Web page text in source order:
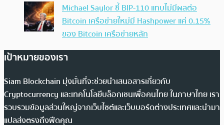
Michael Saylor ชี้ BIP-110 แทบไม่มีผลต่อ
Bitcoin เครือข่ายใหม่มี Hashpower แค่ 0.15%
ของ Bitcoin เครือข่ายหลัก
เป้าหมายของเรา
Siam Blockchain มุ่งมั่นที่จะช่วยนำเสนอสารเกี่ยวกับ
Cryptocurrency และเทคโนโลยีบล็อกเชนเพื่อคนไทย ในภาษาไทย เรา
รวบรวมข้อมูลส่วนใหญ่จากเว็บไซต์และเว็บบอร์ดต่างประเทศและนำมา
แปลส่งตรงถึงฟีดคุณ